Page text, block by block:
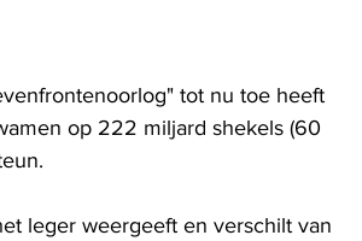
tot nu toe heeft
op 222 miljard shekels (60
leger weergeeft en verschilt van